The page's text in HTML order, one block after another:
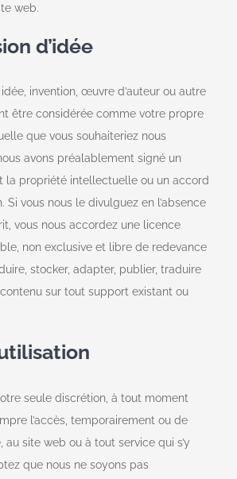
web.
d’idée
idée, invention, œuvre d’auteur ou autre
être considérée comme votre propre
que vous souhaiteriez nous
avons préalablement signé un
la propriété intellectuelle ou un accord
Si vous nous le divulguez en l’absence
vous nous accordez une licence
non exclusive et libre de redevance
stocker, adapter, publier, traduire
sur tout support existant ou
seule discrétion, à tout moment
l’accès, temporairement ou de
site web ou à tout service qui s’y
que nous ne soyons pas